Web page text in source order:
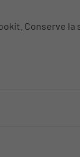
Conserve la